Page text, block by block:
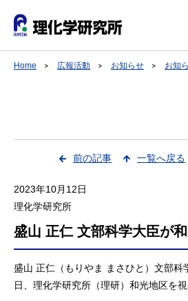
Home 広報活動 お知らせ お知
前の記事 一覧へ戻る
2023年10月12日
理化学研究所
盛山 正仁 文部科学大臣が
盛山 正仁（もりやま まさひと）文部科
日、理化学研究所（理研）和光地区を視